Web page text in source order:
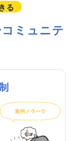
る
ミュニテ